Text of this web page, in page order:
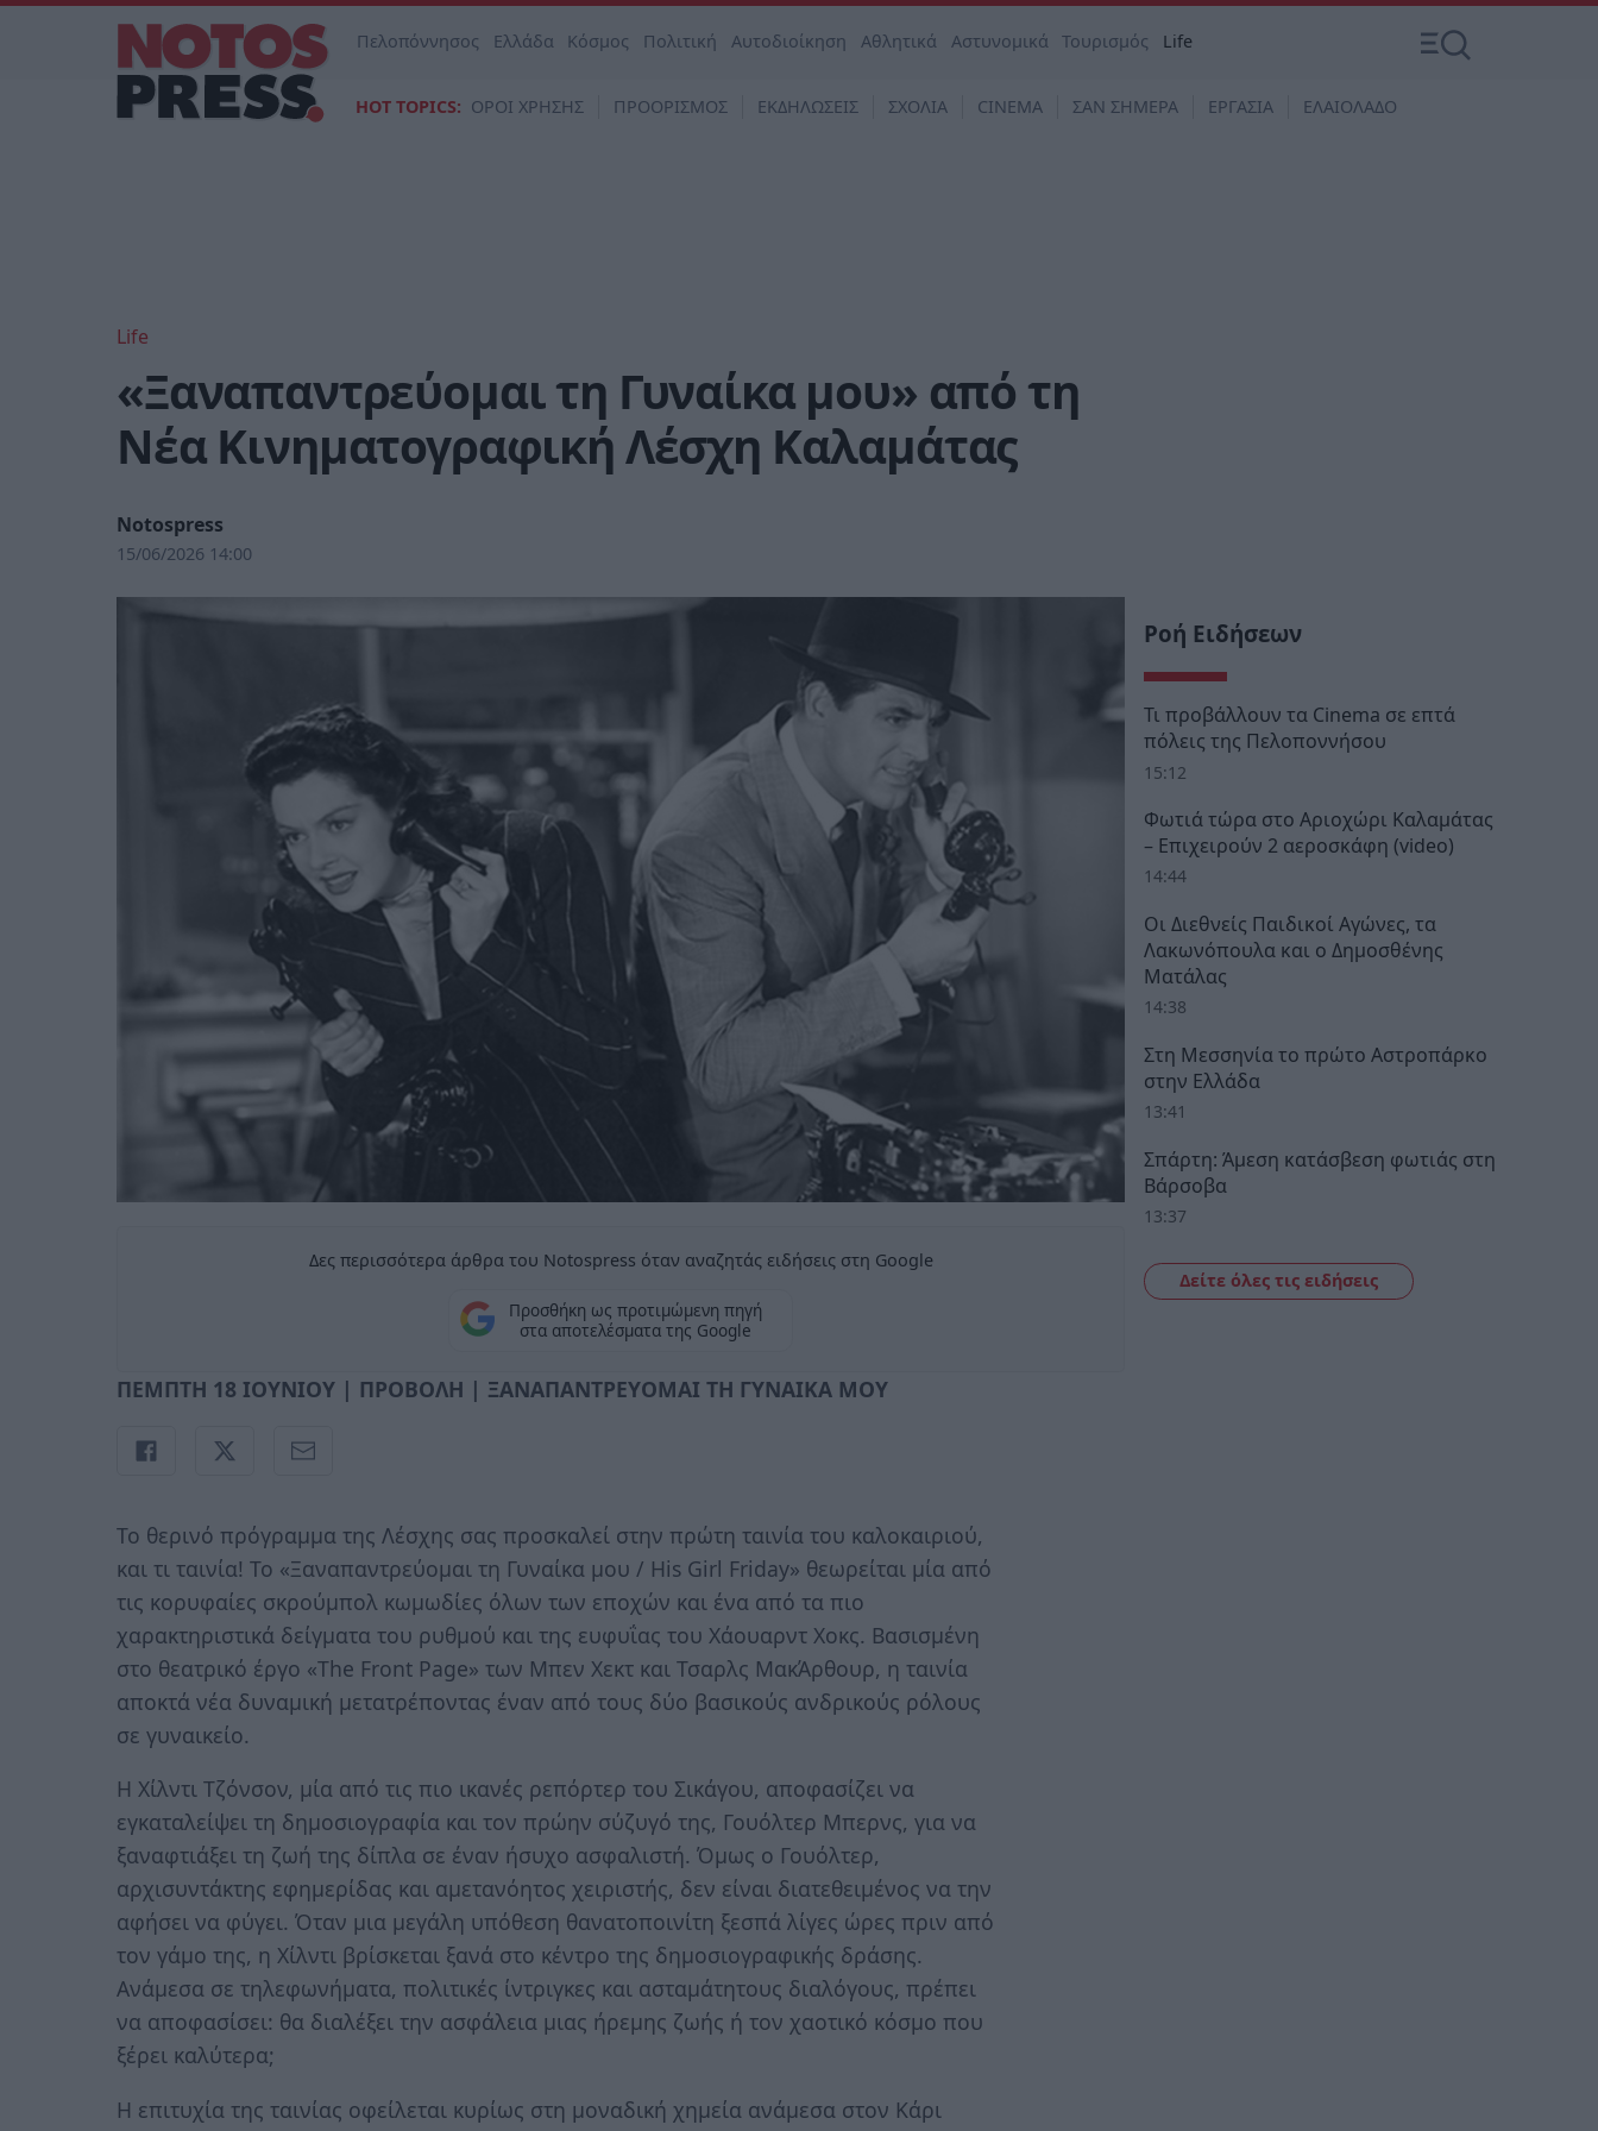
Πελοπόννησος Ελλάδα Κόσμος Πολιτική Αυτοδιοίκηση Αθλητικά Αστυνομικά Τουρισμός Life
HOT TOPICS: ΟΡΟΙ ΧΡΗΣΗΣ ΠΡΟΟΡΙΣΜΟΣ ΕΚΔΗΛΩΣΕΙΣ ΣΧΟΛΙΑ CINEMA ΣΑΝ ΣΗΜΕΡΑ ΕΡΓΑΣΙΑ ΕΛΑΙΟΛΑΔΟ
Life
«Ξαναπαντρεύομαι τη Γυναίκα μου» από τη
Νέα Κινηματογραφική Λέσχη Καλαμάτας
Notospress
15/06/2026 14:00
Δες περισσότερα άρθρα του Notospress όταν αναζητάς ειδήσεις στη Google
Προσθήκη ως προτιμώμενη πηγή
στα αποτελέσματα της Google
ΠΕΜΠΤΗ 18 ΙΟΥΝΙΟΥ | ΠΡΟΒΟΛΗ | ΞΑΝΑΠΑΝΤΡΕΥΟΜΑΙ ΤΗ ΓΥΝΑΙΚΑ ΜΟΥ
Το θερινό πρόγραμμα της Λέσχης σας προσκαλεί στην πρώτη ταινία του καλοκαιριού,
και τι ταινία! Το «Ξαναπαντρεύομαι τη Γυναίκα μου / His Girl Friday» θεωρείται μία από
τις κορυφαίες σκρούμπολ κωμωδίες όλων των εποχών και ένα από τα πιο
χαρακτηριστικά δείγματα του ρυθμού και της ευφυΐας του Χάουαρντ Χοκς. Βασισμένη
στο θεατρικό έργο «The Front Page» των Μπεν Χεκτ και Τσαρλς ΜακΆρθουρ, η ταινία
αποκτά νέα δυναμική μετατρέποντας έναν από τους δύο βασικούς ανδρικούς ρόλους
σε γυναικείο.
Η Χίλντι Τζόνσον, μία από τις πιο ικανές ρεπόρτερ του Σικάγου, αποφασίζει να
εγκαταλείψει τη δημοσιογραφία και τον πρώην σύζυγό της, Γουόλτερ Μπερνς, για να
ξαναφτιάξει τη ζωή της δίπλα σε έναν ήσυχο ασφαλιστή. Όμως ο Γουόλτερ,
αρχισυντάκτης εφημερίδας και αμετανόητος χειριστής, δεν είναι διατεθειμένος να την
αφήσει να φύγει. Όταν μια μεγάλη υπόθεση θανατοποινίτη ξεσπά λίγες ώρες πριν από
τον γάμο της, η Χίλντι βρίσκεται ξανά στο κέντρο της δημοσιογραφικής δράσης.
Ανάμεσα σε τηλεφωνήματα, πολιτικές ίντριγκες και ασταμάτητους διαλόγους, πρέπει
να αποφασίσει: θα διαλέξει την ασφάλεια μιας ήρεμης ζωής ή τον χαοτικό κόσμο που
ξέρει καλύτερα;
Η επιτυχία της ταινίας οφείλεται κυρίως στη μοναδική χημεία ανάμεσα στον Κάρι
Ροή Ειδήσεων
Τι προβάλλουν τα Cinema σε επτά
πόλεις της Πελοποννήσου
15:12
Φωτιά τώρα στο Αριοχώρι Καλαμάτας
– Επιχειρούν 2 αεροσκάφη (video)
14:44
Οι Διεθνείς Παιδικοί Αγώνες, τα
Λακωνόπουλα και ο Δημοσθένης
Ματάλας
14:38
Στη Μεσσηνία το πρώτο Αστροπάρκο
στην Ελλάδα
13:41
Σπάρτη: Άμεση κατάσβεση φωτιάς στη
Βάρσοβα
13:37
Δείτε όλες τις ειδήσεις